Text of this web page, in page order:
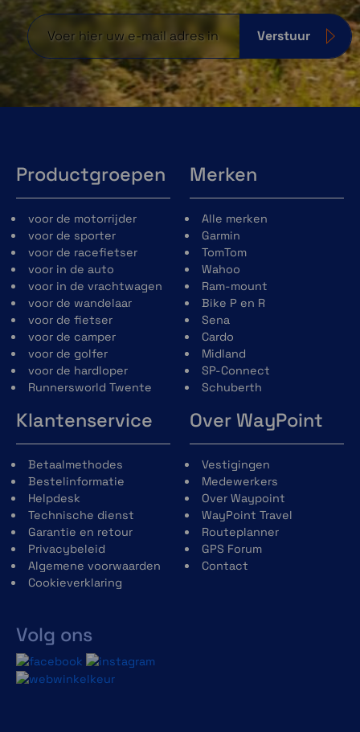
Verstuur
Productgroepen
voor de motorrijder
voor de sporter
voor de racefietser
voor in de auto
voor in de vrachtwagen
voor de wandelaar
voor de fietser
voor de camper
voor de golfer
voor de hardloper
Runnersworld Twente
Merken
Alle merken
Garmin
TomTom
Wahoo
Ram-mount
Bike P en R
Sena
Cardo
Midland
SP-Connect
Schuberth
Klantenservice
Betaalmethodes
Bestelinformatie
Helpdesk
Technische dienst
Garantie en retour
Privacybeleid
Algemene voorwaarden
Cookieverklaring
Volg ons
Over WayPoint
Vestigingen
Medewerkers
Over Waypoint
WayPoint Travel
Routeplanner
GPS Forum
Contact